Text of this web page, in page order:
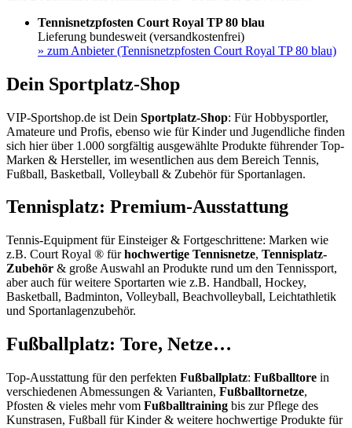
Tennisnetzpfosten Court Royal TP 80 blau
Lieferung bundesweit (versandkostenfrei)
» zum Anbieter (Tennisnetzpfosten Court Royal TP 80 blau)
Dein Sportplatz-Shop
VIP-Sportshop.de ist Dein Sportplatz-Shop: Für Hobbysportler,
Amateure und Profis, ebenso wie für Kinder und Jugendliche finden
sich hier über 1.000 sorgfältig ausgewählte Produkte führender Top-
Marken & Hersteller, im wesentlichen aus dem Bereich Tennis,
Fußball, Basketball, Volleyball & Zubehör für Sportanlagen.
Tennisplatz: Premium-Ausstattung
Tennis-Equipment für Einsteiger & Fortgeschrittene: Marken wie
z.B. Court Royal ® fürhochwertige Tennisnetze, Tennisplatz-
Zubehör & große Auswahl an Produkte rund um den Tennissport,
aber auch für weitere Sportarten wie z.B. Handball, Hockey,
Basketball, Badminton, Volleyball, Beachvolleyball, Leichtathletik
und Sportanlagenzubehör.
Fußballplatz: Tore, Netze…
Top-Ausstattung für den perfekten Fußballplatz: Fußballtore in
verschiedenen Abmessungen & Varianten, Fußballtornetze,
Pfosten & vieles mehr vom Fußballtraining bis zur Pflege des
Kunstrasen, Fußball für Kinder & weitere hochwertige Produkte für